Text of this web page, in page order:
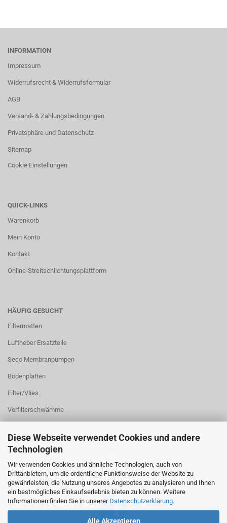
Diese Webseite verwendet Cookies und andere
Technologien
Wir verwenden Cookies und ähnliche Technologien, auch von
Drittanbietern, um die ordentliche Funktionsweise der Website zu
gewährleisten, die Nutzung unseres Angebotes zu analysieren und Ihnen
ein bestmögliches Einkaufserlebnis bieten zu können. Weitere
Informationen finden Sie in unserer Datenschutzerklärung.
Alle Akzeptieren
INFORMATION
Impressum
Widerrufsrecht & Widerrufsformular
AGB
Versand- & Zahlungsbedingungen
Privatsphäre und Datenschutz
Sitemap
Cookie Einstellungen
QUICK-LINKS
Warenkorb
Mein Konto
Kontakt
Online-Streitschlichtungsplattform
HÄUFIG GESUCHT
Filtermatten
Luftheber Ersatzteile
Seco Membranpumpen
Bodenplatten
Filter/Vlies
Vorfilterschwämme